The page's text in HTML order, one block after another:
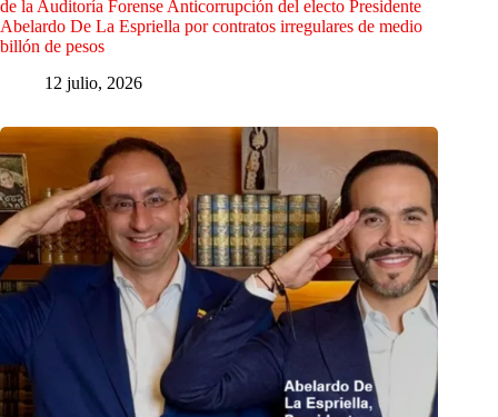
de la Auditoría Forense Anticorrupción del electo Presidente
Abelardo De La Espriella por contratos irregulares de medio
billón de pesos
12 julio, 2026